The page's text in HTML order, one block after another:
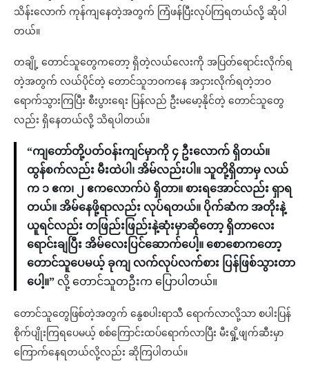
သိန်းလောက် ကုန်ကျနေတဲ့အတွက် ကြံဖန်ပြီးလုပ်ကြရတယ်လို့ ဆိုပါ
တယ်။
တချို့ တောင်သူတွေကတော့ ရှိတဲ့လယ်လေးကို အပြတ်ရောင်းလိုက်ရ
တဲ့အတွက် လယ်ပိုင်တဲ့ တောင်သူဘဝကနေ အငှားလိုက်ရတဲ့ဘဝ
ရောက်သွားကြပြီး စီးပွားရေး ပြန်လည် ဦးမမော့နိုင်တဲ့ တောင်သူတွေ
လည်း ရှိနေတယ်လို့ သိရပါတယ်။
“ကျတော်တို့ပတ်ဝန်းကျင်မှာကို ၄ ဦးလောက် ရှိတယ်။
ထွန်စက်လည်း မီးထဲပါ၊ အိမ်လည်းပါ။ သူတို့ရှိတာမှ လယ်
က ၁ ဧက၊ ၂ ဧကလောက်ပဲ ရှိတာ။ စားရအောင်လည်း ရှာရ
တယ်။ အိမ်နေဖို့ရာလည်း လုပ်ရတယ်။ ပိုက်ဆံက အတိုးနဲ့
ယူရင်လည်း တဖြည်းဖြည်းနဲ့ဆုံးမှာဆိုတော့ ရှိတာလေး
ရောင်းချပြီး အိမ်လေးပြင်ဆောက်ပေါ့။ စောစောကတော့
တောင်သူပေမယ့် ခုကျ လက်လုပ်လက်စား ပြန်ဖြစ်သွားတာ
ပေါ့။” လို့ တောင်သူတဦးက ပြောပါတယ်။
တောင်သူတွေဖြစ်တဲ့အတွက် နွေစပါးရာသီ ရောက်လာလို့သာ စပါးပြန်
စိုက်ပျိုးကြရပေမယ့် စစ်ကြောင်းထပ်ရောက်လာပြီး မီးရှို့ဖျက်ဆီးမှာ
ကြောက်နေရတယ်လို့လည်း ဆိုကြပါတယ်။